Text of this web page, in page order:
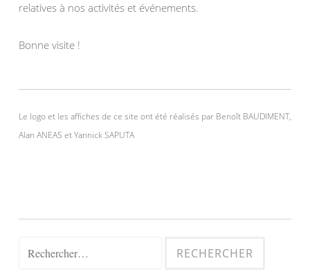
relatives à nos activités et événements.
Bonne visite !
Le logo et les affiches de ce site ont été réalisés par Benoît BAUDIMENT,
Alan ANEAS et Yannick SAPUTA
Rechercher :